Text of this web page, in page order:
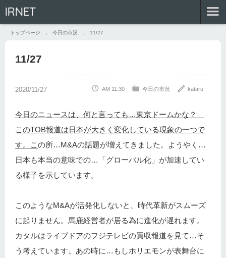
IRNET
トップページ 今日の市況 11/27
11/27
AM 11:30 今日の市況 kataru
今日のニュースは、何と言っても…東京ドームかな？
このTOB報道は日本が大きく変化している現象の一つで
す。こ の所…M&Aの話題が増えてきました。ようやく…
日本も本当の意味での…「グローバル化」が加速してい
る様子を示しています。
このようなM&Aが活発化しないと、時代革新がスムーズ
に起りません。馬鹿経営者が居る為に進化が遅れます。
カタルはライブドアのフジテレビの買収報道を見て…そ
う考えています。あの時に…もしホリエモンが表舞台に